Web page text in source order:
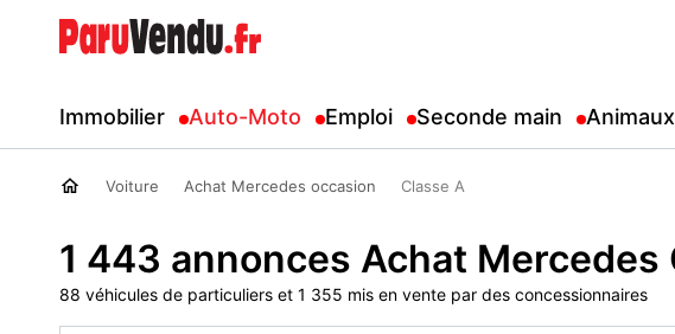
Immobilier Auto-Moto Emploi Seconde main Animaux
Voiture Achat Mercedes occasion Classe A
1 443 annonces Achat Mercedes
88 véhicules de particuliers et 1 355 mis en vente par des concessionnaires